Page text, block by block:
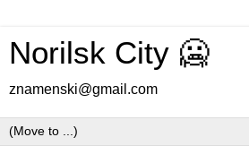
Norilsk City 🥶
znamenski@gmail.com